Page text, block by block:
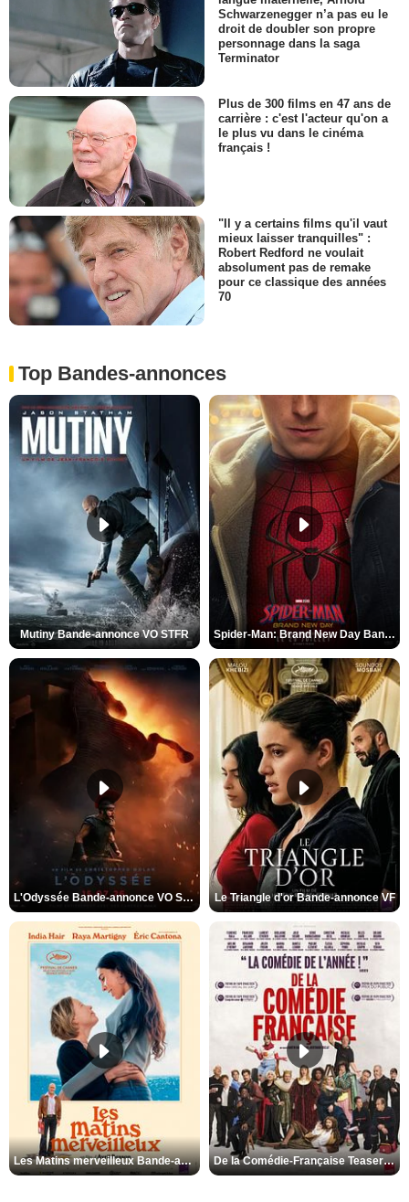
Schwarzenegger n’a pas eu le
droit de doubler son propre
personnage dans la saga
Terminator
Plus de 300 films en 47 ans de
carrière : c'est l'acteur qu'on a
le plus vu dans le cinéma
français !
"Il y a certains films qu'il vaut
mieux laisser tranquilles" :
Robert Redford ne voulait
absolument pas de remake
pour ce classique des années
70
Top Bandes-annonces
Mutiny Bande-annonce VO STFR Spider-Man: Brand New Day Bande-annonce VO STFR
L'Odyssée Bande-annonce VO STFR Le Triangle d'or Bande-annonce VF
Les Matins merveilleux Bande-annonce VF De la Comédie-Française Teaser VF